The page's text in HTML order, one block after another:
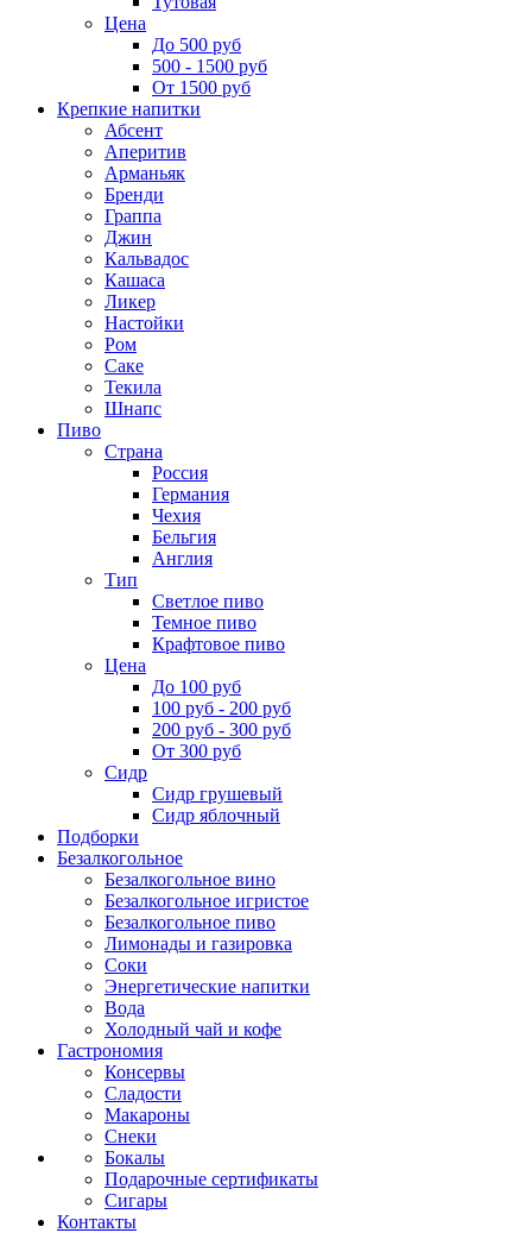
Цена
До 500 руб
500 - 1500 руб
От 1500 руб
Крепкие напитки
Абсент
Аперитив
Арманьяк
Бренди
Граппа
Джин
Кальвадос
Кашаса
Ликер
Настойки
Ром
Саке
Текила
Шнапс
Пиво
Страна
Россия
Германия
Чехия
Бельгия
Англия
Тип
Светлое пиво
Темное пиво
Крафтовое пиво
Цена
До 100 руб
100 руб - 200 руб
200 руб - 300 руб
От 300 руб
Сидр
Сидр грушевый
Сидр яблочный
Подборки
Безалкогольное
Безалкогольное вино
Безалкогольное игристое
Безалкогольное пиво
Лимонады и газировка
Соки
Энергетические напитки
Вода
Холодный чай и кофе
Гастрономия
Консервы
Сладости
Макароны
Снеки
Бокалы
Подарочные сертификаты
Сигары
Контакты